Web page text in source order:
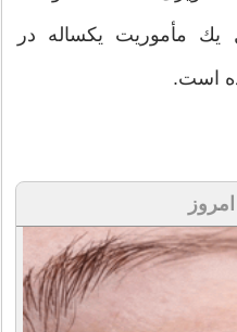
مأموریت یكساله در
است.